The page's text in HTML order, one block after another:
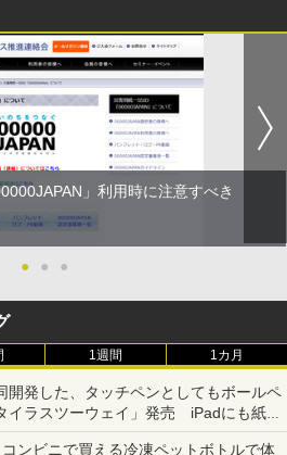
」利用時に注意すべき
● ● ●
1週間 1カ月
開発した、タッチペンとしてもボールペ
イラスツーウェイ」発売 iPadにも紙に
める
ンビニで買える冷凍ペットボトルで体